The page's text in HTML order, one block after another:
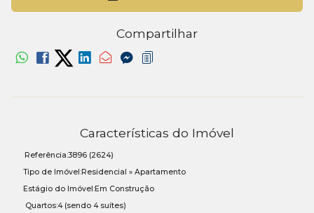
Piscina térmica
Pub
Sala de Reunião
Sauna
Compartilhar
Características do Imóvel
Referência:3896 (2624)
Tipo de Imóvel:Residencial » Apartamento
Estágio do Imóvel:Em Construção
Quartos:4 (sendo 4 suítes)